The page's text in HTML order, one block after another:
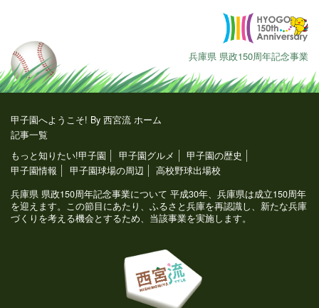
兵庫県 県政150周年記念事業
甲子園へようこそ! By 西宮流 ホーム
記事一覧
もっと知りたい!甲子園
甲子園グルメ
甲子園の歴史
甲子園情報
甲子園球場の周辺
高校野球出場校
兵庫県 県政150周年記念事業について 平成30年、兵庫県は成立150周年
を迎えます。この節目にあたり、ふるさと兵庫を再認識し、新たな兵庫
づくりを考える機会とするため、当該事業を実施します。